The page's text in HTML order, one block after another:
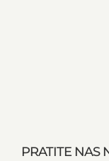
PRATITE NAS